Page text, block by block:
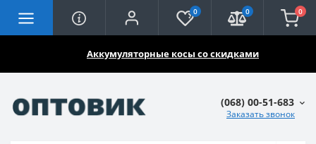
Аккумуляторные косы со скидками
0 0 0
(068) 00-51-683
Заказать звонок